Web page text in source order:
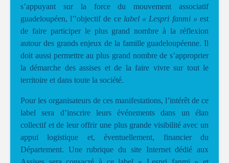
s’appuyant sur la force du mouvement associatif
guadeloupéen, l’’objectif de ce label « Lespri fanmi »est
de faire participer le plus grand nombre à la réflexion
autour des grands enjeux de la famille guadeloupéenne. Il
doit aussi permettre au plus grand nombre de s’approprier
la démarche des assises et de la faire vivre sur tout le
territoire et dans toute la société.
Pour les organisateurs de ces manifestations, l’intérêt de ce
label sera d’inscrire leurs événements dans un élan
collectif et de leur offrir une plus grande visibilité avec un
appui logistique et, éventuellement, financier du
Département. Une rubrique du site Internet dédié aux